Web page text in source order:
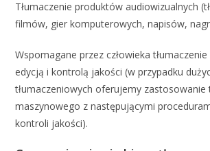
Tłumaczenie produktów audiowizualnych
filmów, gier komputerowych, napisów,
Wspomagane przez człowieka
edycją i kontrolą jakości (w przypadku
tłumaczeniowych oferujemy zastosowanie
maszynowego z następującymi
kontroli jakości).